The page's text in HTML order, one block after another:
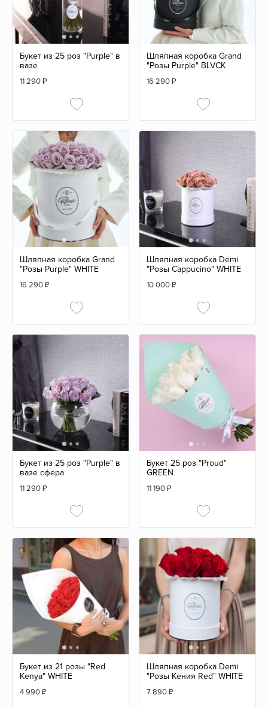
Букет из 25 роз "Purple" в
вазе
11 290₽
Шляпная коробка Grand
"Розы Purple" BLVCK
16 290₽
Шляпная коробка Grand
"Розы Purple" WHITE
16 290₽
Шляпная коробка Demi
"Розы Cappucino" WHITE
10 000₽
Букет из 25 роз "Purple" в
вазе сфера
11 290₽
Букет 25 роз "Proud"
GREEN
11 190₽
Букет из 21 розы "Red
Kenya" WHITE
4 990₽
Шляпная коробка Demi
"Розы Кения Red" WHITE
7 890₽